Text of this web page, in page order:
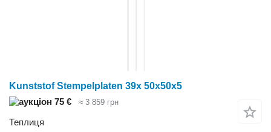
Kunststof Stempelplaten 39x 50x50x5
75 €
≈ 3 859 грн
Теплиця